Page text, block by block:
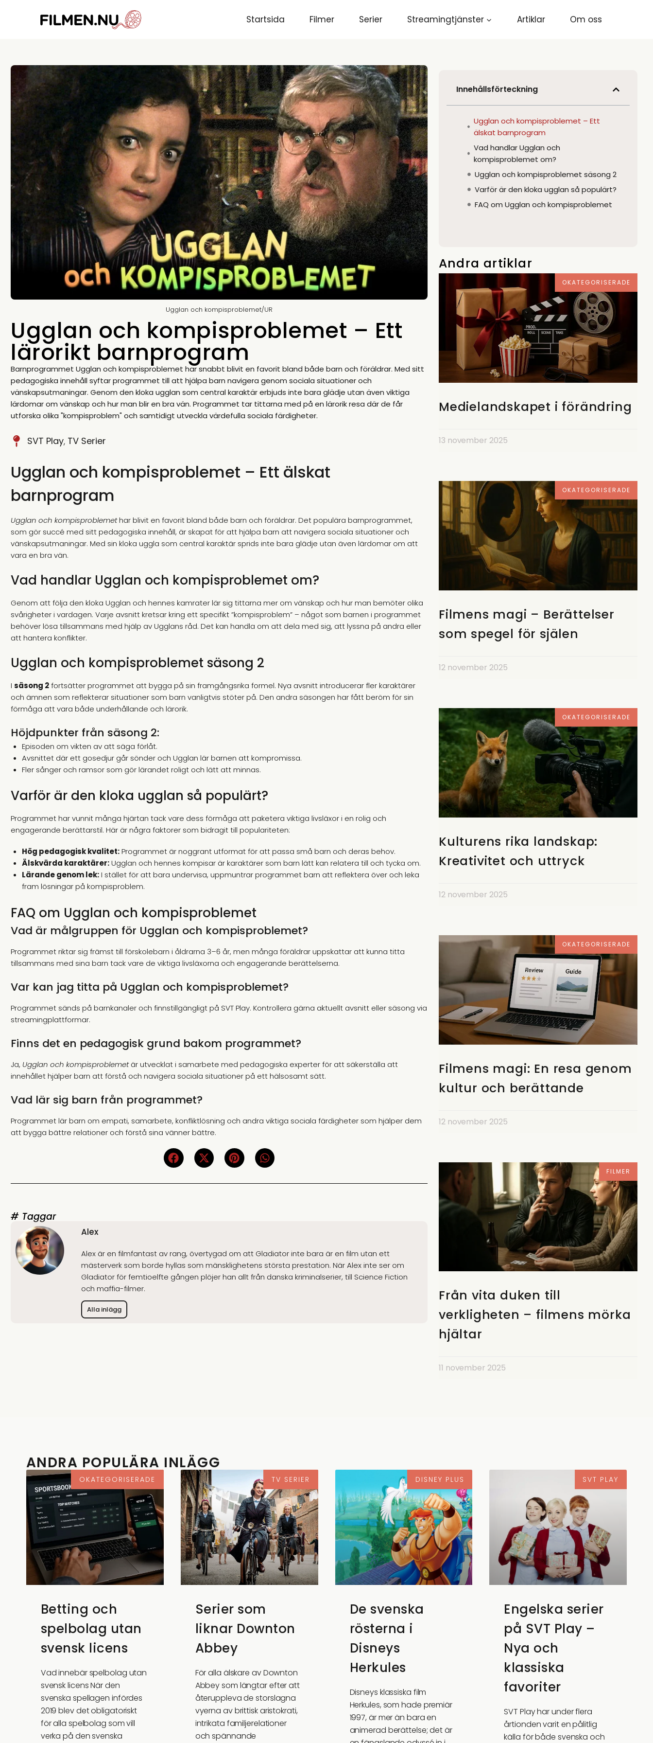
Startsida Filmer Serier Streamingtjänster Artiklar Om oss
Ugglan och kompisproblemet/UR
Ugglan och kompisproblemet – Ett
lärorikt barnprogram
Barnprogrammet Ugglan och kompisproblemet har snabbt blivit en favorit bland både barn och föräldrar. Med sitt
pedagogiska innehåll syftar programmet till att hjälpa barn navigera genom sociala situationer och
vänskapsutmaningar. Genom den kloka ugglan som central karaktär erbjuds inte bara glädje utan även viktiga
lärdomar om vänskap och hur man blir en bra vän. Programmet tar tittarna med på en lärorik resa där de får
utforska olika "kompisproblem" och samtidigt utveckla värdefulla sociala färdigheter.
SVT Play, TV Serier
Ugglan och kompisproblemet – Ett älskat
barnprogram
Ugglan och kompisproblemethar blivit en favorit bland både barn och föräldrar. Det populära barnprogrammet,
som gör succé med sitt pedagogiska innehåll, är skapat för att hjälpa barn att navigera sociala situationer och
vänskapsutmaningar. Med sin kloka uggla som central karaktär sprids inte bara glädje utan även lärdomar om att
vara en bra vän.
Vad handlar Ugglan och kompisproblemet om?
Genom att följa den kloka Ugglan och hennes kamrater lär sig tittarna mer om vänskap och hur man bemöter olika
svårigheter i vardagen. Varje avsnitt kretsar kring ett specifikt ”kompisproblem” – något som barnen i programmet
behöver lösa tillsammans med hjälp av Ugglans råd. Det kan handla om att dela med sig, att lyssna på andra eller
att hantera konflikter.
Ugglan och kompisproblemet säsong 2
I säsong 2fortsätter programmet att bygga på sin framgångsrika formel. Nya avsnitt introducerar fler karaktärer
och ämnen som reflekterar situationer som barn vanligtvis stöter på. Den andra säsongen har fått beröm för sin
förmåga att vara både underhållande och lärorik.
Höjdpunkter från säsong 2:
Episoden om vikten av att säga förlåt.
Avsnittet där ett gosedjur går sönder och Ugglan lär barnen att kompromissa.
Fler sånger och ramsor som gör lärandet roligt och lätt att minnas.
Varför är den kloka ugglan så populärt?
Programmet har vunnit många hjärtan tack vare dess förmåga att paketera viktiga livsläxor i en rolig och
engagerande berättarstil. Här är några faktorer som bidragit till populariteten:
Hög pedagogisk kvalitet:Programmet är noggrant utformat för att passa små barn och deras behov.
Älskvärda karaktärer:Ugglan och hennes kompisar är karaktärer som barn lätt kan relatera till och tycka om.
Lärande genom lek:I stället för att bara undervisa, uppmuntrar programmet barn att reflektera över och leka
fram lösningar på kompisproblem.
FAQ om Ugglan och kompisproblemet
Vad är målgruppen för Ugglan och kompisproblemet?
Programmet riktar sig främst till förskolebarn i åldrarna 3–6 år, men många föräldrar uppskattar att kunna titta
tillsammans med sina barn tack vare de viktiga livsläxorna och engagerande berättelserna.
Var kan jag titta på Ugglan och kompisproblemet?
Programmet sänds på barnkanaler och finnstillgängligt på SVT Play. Kontrollera gärna aktuellt avsnitt eller säsong via
streamingplattformar.
Finns det en pedagogisk grund bakom programmet?
Ja, Ugglan och kompisproblemetär utvecklat i samarbete med pedagogiska experter för att säkerställa att
innehållet hjälper barn att förstå och navigera sociala situationer på ett hälsosamt sätt.
Vad lär sig barn från programmet?
Programmet lär barn om empati, samarbete, konfliktlösning och andra viktiga sociala färdigheter som hjälper dem
att bygga bättre relationer och förstå sina vänner bättre.
# Taggar
Alex
Alex är en filmfantast av rang, övertygad om att Gladiator inte bara är en film utan ett
mästerverk som borde hyllas som mänsklighetens största prestation. När Alex inte ser om
Gladiator för femtioelfte gången plöjer han allt från danska kriminalserier, till Science Fiction
och maffia-filmer.
Alla inlägg
Innehållsförteckning
Ugglan och kompisproblemet – Ett
älskat barnprogram
Vad handlar Ugglan och
kompisproblemet om?
Ugglan och kompisproblemet säsong 2
Varför är den kloka ugglan så populärt?
FAQ om Ugglan och kompisproblemet
Andra artiklar
OKATEGORISERADE
Medielandskapet i förändring
13 november 2025
OKATEGORISERADE
Filmens magi – Berättelser
som spegel för själen
12 november 2025
OKATEGORISERADE
Kulturens rika landskap:
Kreativitet och uttryck
12 november 2025
OKATEGORISERADE
Filmens magi: En resa genom
kultur och berättande
12 november 2025
FILMER
Från vita duken till
verkligheten – filmens mörka
hjältar
11 november 2025
ANDRA POPULÄRA INLÄGG
OKATEGORISERADE
Betting och
spelbolag utan
svensk licens
Vad innebär spelbolag utan
svensk licens När den
svenska spellagen infördes
2019 blev det obligatoriskt
för alla spelbolag som vill
verka på den svenska
TV SERIER
Serier som
liknar Downton
Abbey
För alla älskare av Downton
Abbey som längtar efter att
återuppleva de storslagna
vyerna av brittisk aristokrati,
intrikata familjerelationer
och spännande
DISNEY PLUS
De svenska
rösterna i
Disneys
Herkules
Disneys klassiska film
Herkules, som hade premiär
1997, är mer än bara en
animerad berättelse; det är
SVT PLAY
Engelska serier
på SVT Play –
Nya och
klassiska
favoriter
SVT Play har under flera
årtionden varit en pålitlig
källa för både svenska och